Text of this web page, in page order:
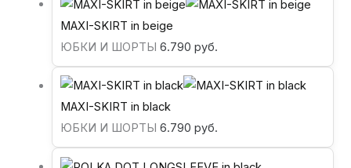
MAXI-SKIRT in beige
ЮБКИ И ШОРТЫ6.790руб.
MAXI-SKIRT in black
ЮБКИ И ШОРТЫ6.790руб.